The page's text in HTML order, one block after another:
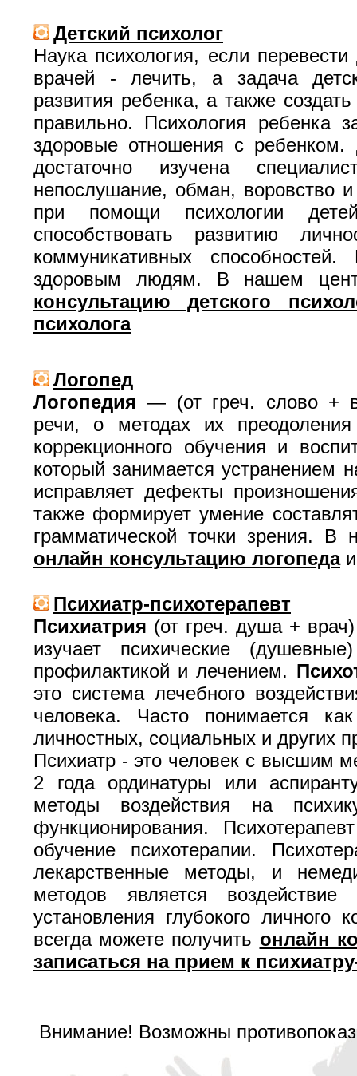
Детский психолог
Наука психология, если
врачей - лечить, а задача
развития ребенка, а также
правильно. Психология ребенка
здоровые отношения с ребенком.
достаточно изучена
непослушание, обман, воровство
при помощи психологии
способствовать развитию
коммуникативных
здоровым людям. В нашем
консультацию детского
психолога
Логопед
Логопедия — (от греч. слово +
речи, о методах их
коррекционного обучения и
который занимается устранением
исправляет дефекты
также формирует умение
грамматической точки зрения.
онлайн консультацию логопеда
Психиатр-психотерапевт
Психиатрия (от греч. душа +
изучает психические
профилактикой и лечением.
это система лечебного
человека. Часто понимается
личностных, социальных и других
Психиатр - это человек с высшим
2 года ординатуры или
методы воздействия на
функционирования.
обучение психотерапии.
лекарственные методы, и
методов является
установления глубокого
всегда можете получить онлайн
записаться на прием к
Внимание! Возможны